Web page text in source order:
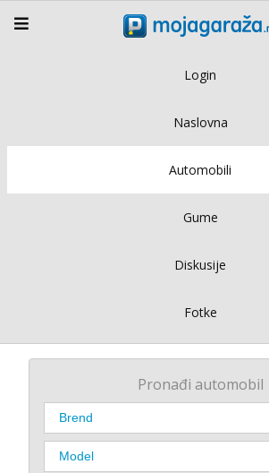
Login
Naslovna
Automobili
Gume
Diskusije
Fotke
Pronađi automobil